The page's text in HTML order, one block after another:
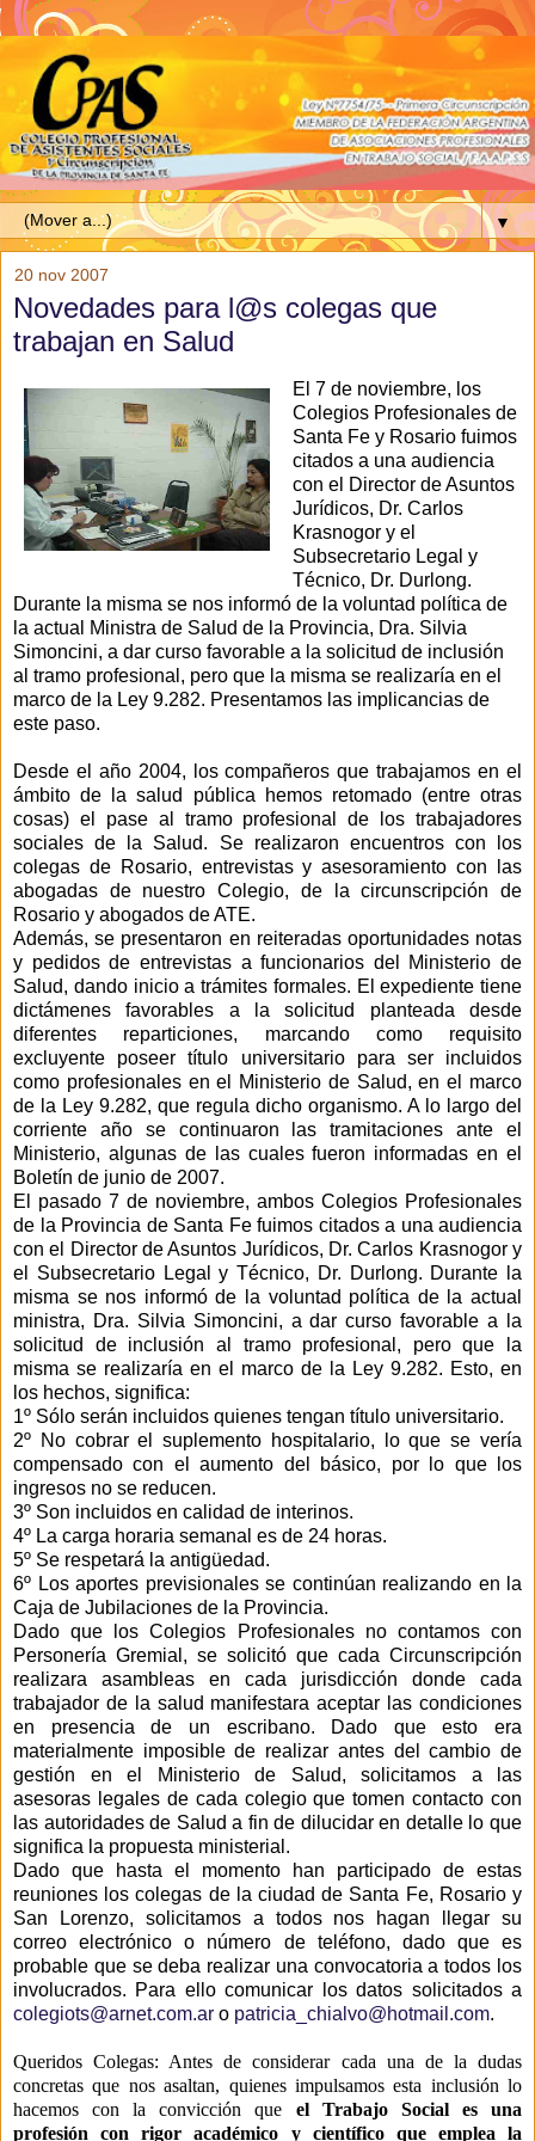
▼
20 nov 2007
Novedades para l@s colegas que
trabajan en Salud
El 7 de noviembre, los
Colegios Profesionales de
Santa Fe y Rosario fuimos
citados a una audiencia
con el Director de Asuntos
Jurídicos, Dr. Carlos
Krasnogor y el
Subsecretario Legal y
Técnico, Dr. Durlong.
Durante la misma se nos informó de la voluntad política de
la actual Ministra de Salud de la Provincia, Dra. Silvia
Simoncini, a dar curso favorable a la solicitud de inclusión
al tramo profesional, pero que la misma se realizaría en el
marco de la Ley 9.282. Presentamos las implicancias de
este paso.
Desde el año 2004, los compañeros que trabajamos en el
ámbito de la salud pública hemos retomado (entre otras
cosas) el pase al tramo profesional de los trabajadores
sociales de la Salud. Se realizaron encuentros con los
colegas de Rosario, entrevistas y asesoramiento con las
abogadas de nuestro Colegio, de la circunscripción de
Rosario y abogados de ATE.
Además, se presentaron en reiteradas oportunidades notas
y pedidos de entrevistas a funcionarios del Ministerio de
Salud, dando inicio a trámites formales. El expediente tiene
dictámenes favorables a la solicitud planteada desde
diferentes reparticiones, marcando como requisito
excluyente poseer título universitario para ser incluidos
como profesionales en el Ministerio de Salud, en el marco
de la Ley 9.282, que regula dicho organismo. A lo largo del
corriente año se continuaron las tramitaciones ante el
Ministerio, algunas de las cuales fueron informadas en el
Boletín de junio de 2007.
El pasado 7 de noviembre, ambos Colegios Profesionales
de la Provincia de Santa Fe fuimos citados a una audiencia
con el Director de Asuntos Jurídicos, Dr. Carlos Krasnogor y
el Subsecretario Legal y Técnico, Dr. Durlong. Durante la
misma se nos informó de la voluntad política de la actual
ministra, Dra. Silvia Simoncini, a dar curso favorable a la
solicitud de inclusión al tramo profesional, pero que la
misma se realizaría en el marco de la Ley 9.282. Esto, en
los hechos, significa:
1º Sólo serán incluidos quienes tengan título universitario.
2º No cobrar el suplemento hospitalario, lo que se vería
compensado con el aumento del básico, por lo que los
ingresos no se reducen.
3º Son incluidos en calidad de interinos.
4º La carga horaria semanal es de 24 horas.
5º Se respetará la antigüedad.
6º Los aportes previsionales se continúan realizando en la
Caja de Jubilaciones de la Provincia.
Dado que los Colegios Profesionales no contamos con
Personería Gremial, se solicitó que cada Circunscripción
realizara asambleas en cada jurisdicción donde cada
trabajador de la salud manifestara aceptar las condiciones
en presencia de un escribano. Dado que esto era
materialmente imposible de realizar antes del cambio de
gestión en el Ministerio de Salud, solicitamos a las
asesoras legales de cada colegio que tomen contacto con
las autoridades de Salud a fin de dilucidar en detalle lo que
significa la propuesta ministerial.
Dado que hasta el momento han participado de estas
reuniones los colegas de la ciudad de Santa Fe, Rosario y
San Lorenzo, solicitamos a todos nos hagan llegar su
correo electrónico o número de teléfono, dado que es
probable que se deba realizar una convocatoria a todos los
involucrados. Para ello comunicar los datos solicitados a
colegiots@arnet.com.ar o patricia_chialvo@hotmail.com.
Queridos Colegas: Antes de considerar cada una de la dudas
concretas que nos asaltan, quienes impulsamos esta inclusión lo
hacemos con la convicción que el Trabajo Social es una
profesión con rigor académico y científico que emplea la